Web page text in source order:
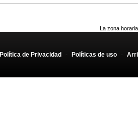
La zona
Política de Privacidad - Políticas de uso -